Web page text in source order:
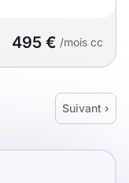
495 € /mois cc
Suivant ›